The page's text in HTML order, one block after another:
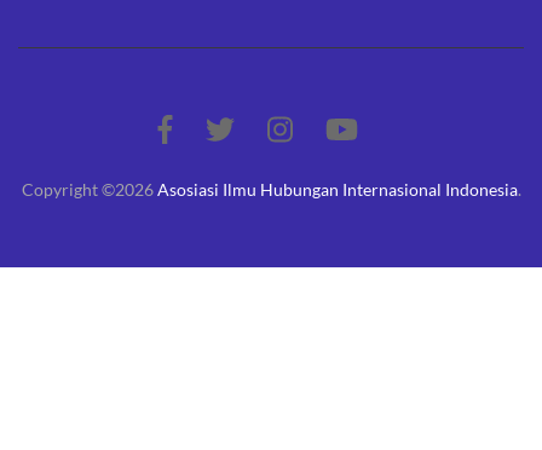
Copyright ©2026Asosiasi Ilmu Hubungan Internasional Indonesia.